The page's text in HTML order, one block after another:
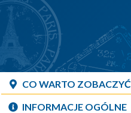
CO WARTO ZOBACZYĆ
INFORMACJE OGÓLNE